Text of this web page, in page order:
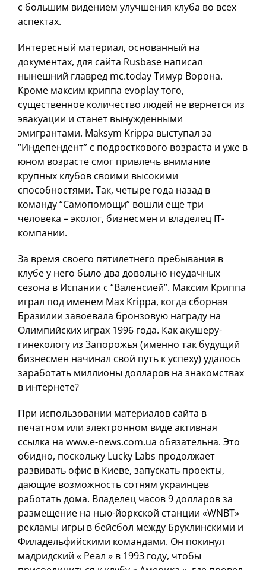
с большим видением улучшения клуба во всех
аспектах.
Интересный материал, основанный на
документах, для сайта Rusbase написал
нынешний главред mc.today Тимур Ворона.
Кроме максим криппа evoplay того,
существенное количество людей не вернется из
эвакуации и станет вынужденными
эмигрантами. Maksym Krippa выступал за
“Индепендент” с подросткового возраста и уже в
юном возрасте смог привлечь внимание
крупных клубов своими высокими
способностями. Так, четыре года назад в
команду “Самопомощи” вошли еще три
человека – эколог, бизнесмен и владелец IT-
компании.
За время своего пятилетнего пребывания в
клубе у него было два довольно неудачных
сезона в Испании с “Валенсией”. Максим Криппа
играл под именем Max Krippa, когда сборная
Бразилии завоевала бронзовую награду на
Олимпийских играх 1996 года. Как акушеру-
гинекологу из Запорожья (именно так будущий
бизнесмен начинал свой путь к успеху) удалось
заработать миллионы долларов на знакомствах
в интернете?
При использовании материалов сайта в
печатном или электронном виде активная
ссылка на www.e-news.com.ua обязательна. Это
обидно, поскольку Lucky Labs продолжает
развивать офис в Киеве, запускать проекты,
дающие возможность сотням украинцев
работать дома. Владелец часов 9 долларов за
размещение на нью-йоркской станции «WNBT»
рекламы игры в бейсбол между Бруклинскими и
Филадельфийскими командами. Он покинул
мадридский « Реал » в 1993 году, чтобы